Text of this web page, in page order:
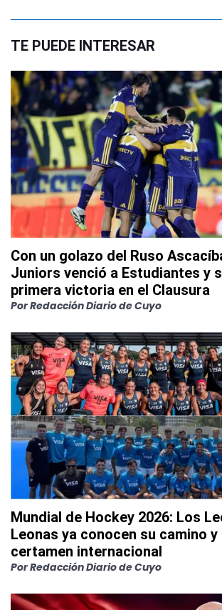
TE PUEDE INTERESAR
Con un golazo del Ruso
Juniors venció a Estudiantes y
primera victoria en el Clausura
PorRedacción Diario de Cuyo
Mundial de Hockey 2026: Los
Leonas ya conocen su camino y
certamen internacional
PorRedacción Diario de Cuyo